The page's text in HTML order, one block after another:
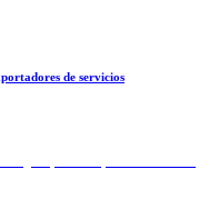
de servicios